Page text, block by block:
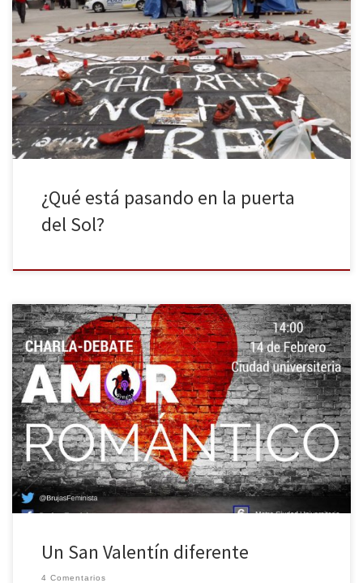
El 9 febrero siete mujeres de la Asociación Ve La Luz decidieron
sentarse frente a una mesa en Sol y hacer huelga de hambre
indefinida. Es la cuarta huelga de hambre que ellas hacen en
contra de la violencia machista, en la que llevan años y años de
lucha. No […]
¿Qué está pasando en la puerta
del Sol?
El colectivo Brujas Feministas ofreció el pasado 14 de febrero una
reflexión sobre el amor romántico incondicional que sustenta las
relaciones tóxicas de pareja. Han conseguido desmontar la idea
ayudándose de letras de canciones conocidas y cartas de ex
maltratadores. Una charla con su posterior debate, en el que
muchos […]
Un San Valentín diferente
4 Comentarios